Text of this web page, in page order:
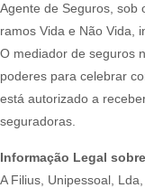
Agente de Seguros, sob
ramos Vida e Não Vida,
O mediador de seguros
poderes para celebrar
está autorizado a
seguradoras.
Informação Legal
A Filius, Unipessoal,